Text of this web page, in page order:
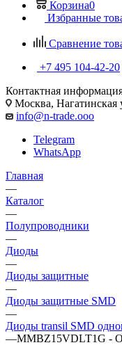
Корзина0
Избранные
Сравнение
+7 495 104-42-20
Контактная
Москва, Нагатинская
info@n-trade.ooo
Telegram
WhatsApp
Главная
—
Каталог
—
Полупроводники
—
Диоды
—
Диоды защитные
—
Диоды защитные SMD
—
Диоды transil SMD
—MMBZ15VDLT1G -